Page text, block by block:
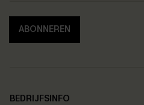
ABONNEREN
BEDRIJFSINFO